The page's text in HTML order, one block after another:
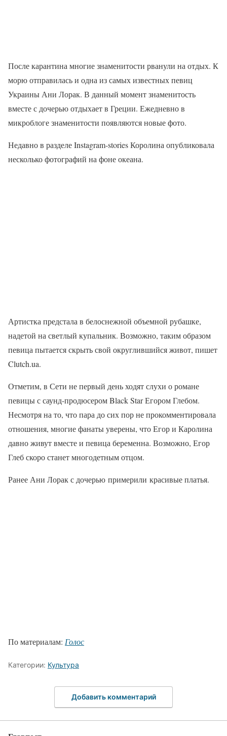
После карантина многие знаменитости рванули на отдых. К
морю отправилась и одна из самых известных певиц
Украины Ани Лорак. В данный момент знаменитость
вместе с дочерью отдыхает в Греции. Ежедневно в
микроблоге знаменитости появляются новые фото.
Недавно в разделе Instagram-stories Королина опубликовала
несколько фотографий на фоне океана.
Артистка предстала в белоснежной объемной рубашке,
надетой на светлый купальник. Возможно, таким образом
певица пытается скрыть свой округлившийся живот, пишет
Clutch.ua.
Отметим, в Сети не первый день ходят слухи о романе
певицы с саунд-продюсером Black Star Егором Глебом.
Несмотря на то, что пара до сих пор не прокомментировала
отношения, многие фанаты уверены, что Егор и Каролина
давно живут вместе и певица беременна. Возможно, Егор
Глеб скоро станет многодетным отцом.
Ранее Ани Лорак с дочерью примерили красивые платья.
По материалам: Голос
Категории: Культура
Добавить комментарий